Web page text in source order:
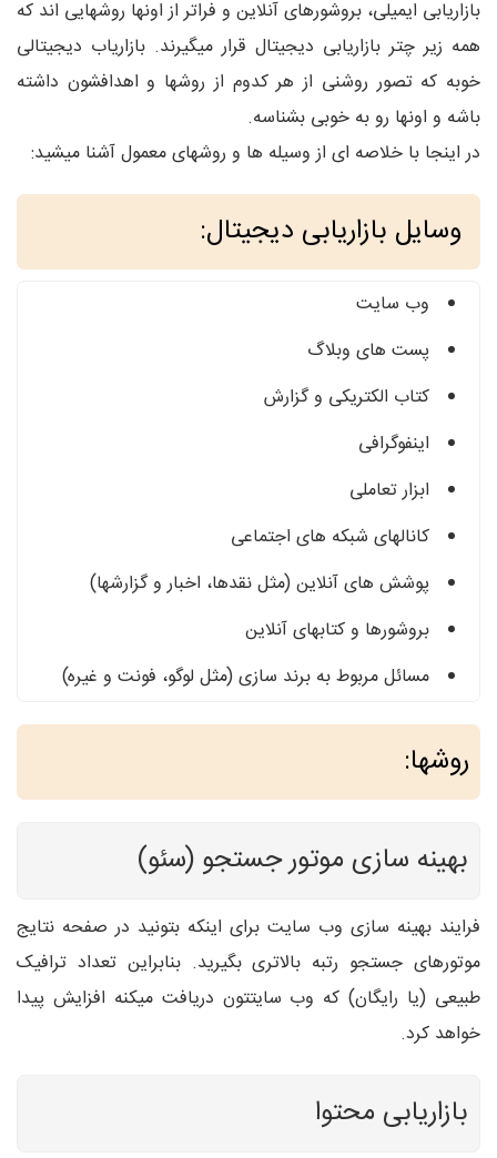
بازاریابی ایمیلی، بروشورهای آنلاین و فراتر از اونها روشهایی اند که
همه زیر چتر بازاریابی دیجیتال قرار میگیرند. بازاریاب دیجیتالی
خوبه که تصور روشنی از هر کدوم از روشها و اهدافشون داشته
باشه و اونها رو به خوبی بشناسه.
در اینجا با خلاصه ای از وسیله ها و روشهای معمول آشنا میشید:
وسایل بازاریابی دیجیتال:
وب سایت
پست های وبلاگ
کتاب الکتریکی و گزارش
اینفوگرافی
ابزار تعاملی
کانالهای شبکه های اجتماعی
پوشش های آنلاین (مثل نقدها، اخبار و گزارشها)
بروشورها و کتابهای آنلاین
مسائل مربوط به برند سازی (مثل لوگو، فونت و غیره)
روشها:
بهینه سازی موتور جستجو (سئو)
فرایند بهینه سازی وب سایت برای اینکه بتونید در صفحه نتایج
موتورهای جستجو رتبه بالاتری بگیرید. بنابراین تعداد ترافیک
طبیعی (یا رایگان) که وب سایتتون دریافت میکنه افزایش پیدا
خواهد کرد.
بازاریابی محتوا